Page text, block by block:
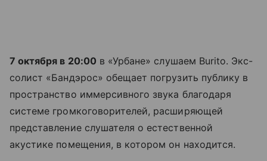
7 октября в 20:00 в «Урбане» слушаем Burito. Экс-
солист «Бандэрос» обещает погрузить публику в
пространство иммерсивного звука благодаря
системе громкоговорителей, расширяющей
представление слушателя о естественной
акустике помещения, в котором он находится.